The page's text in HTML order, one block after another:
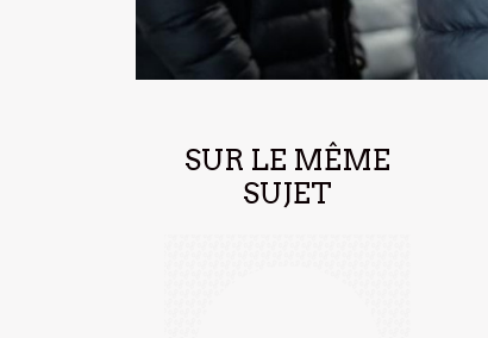
SUR LE MÊME
SUJET